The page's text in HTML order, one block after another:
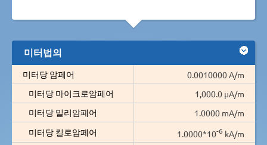
미터법의
미터당 암페어
0.0010000 A/m
미터당 마이크로암페어
1,000.0 µA/m
미터당 밀리암페어
1.0000 mA/m
미터당 킬로암페어
1.0000*10-6 kA/m